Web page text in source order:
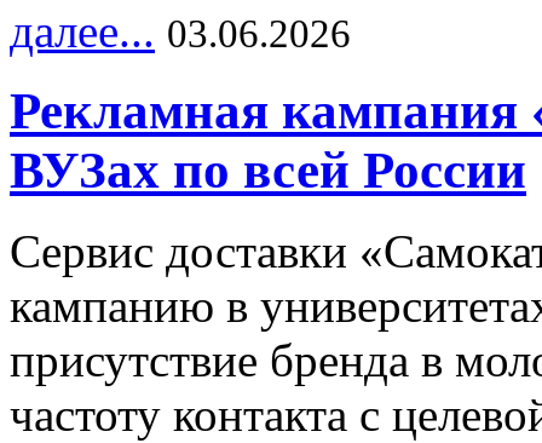
далее... 03.06.2026
Рекламная кампания
ВУЗах по всей России
Сервис доставки
кампанию в
присутствие бренда в
частоту контакта с